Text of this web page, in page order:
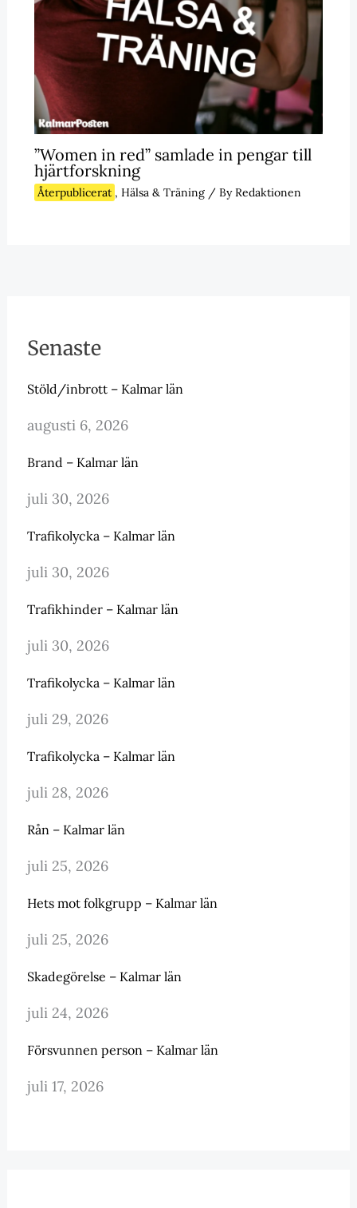
”Women in red” samlade in pengar till
hjärtforskning
Återpublicerat , Hälsa & Träning/ ByRedaktionen
Senaste
Stöld/inbrott – Kalmar län
augusti 6, 2026
Brand – Kalmar län
juli 30, 2026
Trafikolycka – Kalmar län
juli 30, 2026
Trafikhinder – Kalmar län
juli 30, 2026
Trafikolycka – Kalmar län
juli 29, 2026
Trafikolycka – Kalmar län
juli 28, 2026
Rån – Kalmar län
juli 25, 2026
Hets mot folkgrupp – Kalmar län
juli 25, 2026
Skadegörelse – Kalmar län
juli 24, 2026
Försvunnen person – Kalmar län
juli 17, 2026